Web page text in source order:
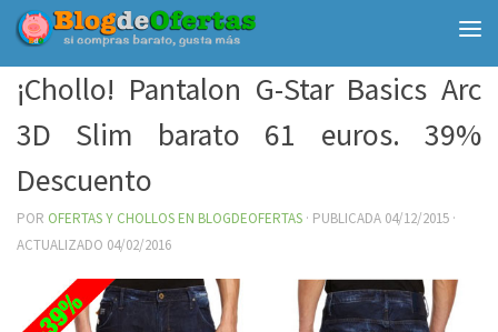
Debajo del contenido
¡Chollo! Pantalon G-Star Basics Arc
3D Slim barato 61 euros. 39%
Descuento
POR OFERTAS Y CHOLLOS EN BLOGDEOFERTAS · PUBLICADA 04/12/2015 ·
ACTUALIZADO 04/02/2016